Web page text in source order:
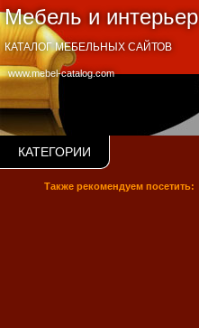
Мебель и интерьер
www.mebel-catalog.com
КАТАЛОГ МЕБЕЛЬНЫХ САЙТОВ
КАТЕГОРИИ
Также рекомендуем посетить: